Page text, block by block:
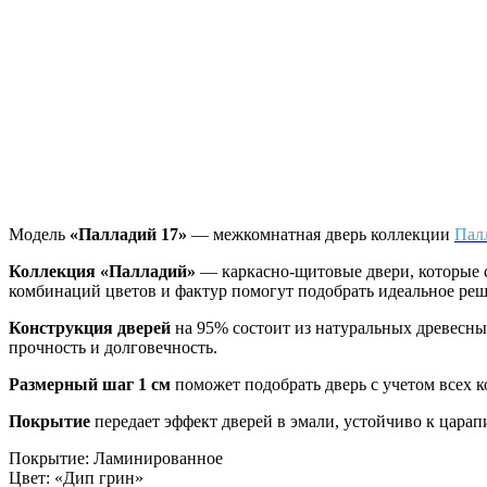
Модель «Палладий 17» — межкомнатная дверь коллекции
Коллекция «Палладий» — каркасно-щитовые двери, которые
комбинаций цветов и фактур помогут подобрать идеальное
Конструкция дверей на 95% состоит из натуральных
прочность и долговечность.
Размерный шаг 1 см поможет подобрать дверь с учетом всех
Покрытие передает эффект дверей в эмали, устойчиво к
Покрытие: Ламинированное
Цвет: «Дип грин»